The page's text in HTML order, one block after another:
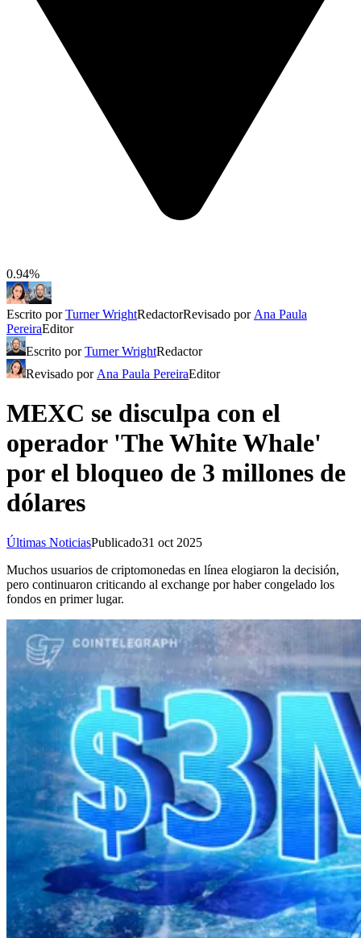
0.94%
Escrito porTurner WrightRedactorRevisado por Ana Paula
PereiraEditor
Escrito porTurner WrightRedactor
Revisado por Ana Paula PereiraEditor
MEXC se disculpa con el
operador 'The White Whale'
por el bloqueo de 3 millones de
dólares
Últimas NoticiasPublicado31 oct 2025
Muchos usuarios de criptomonedas en línea elogiaron la decisión,
pero continuaron criticando al exchange por haber congelado los
fondos en primer lugar.